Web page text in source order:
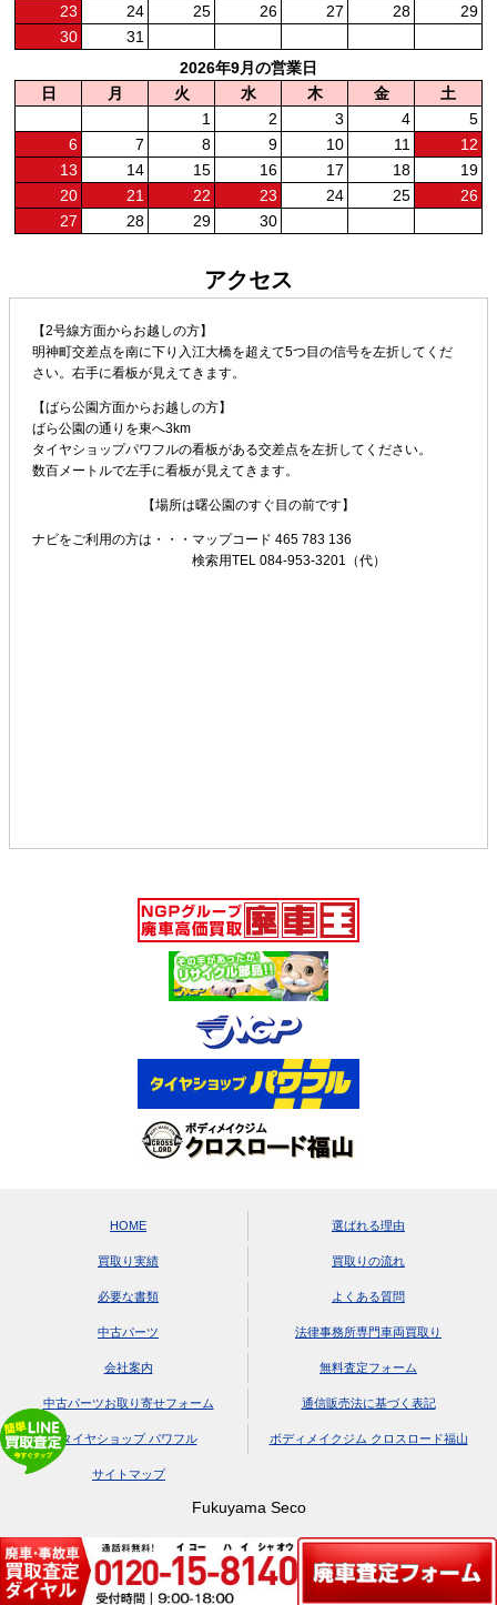
23
24 25 26 27 28
29
30
31
2026年9月の営業日
日
月 火 水 木 金
土
1
2 3 4
5
6
7 8 9 10 11
12
13
14 15 16 17 18
19
20
21 22 23 24 25
26
27
28 29 30
アクセス
【2号線方面からお越しの方】
明神町交差点を南に下り入江大橋を超えて5つ目の信号を左折してくだ
さい。右手に看板が見えてきます。
【ばら公園方面からお越しの方】
ばら公園の通りを東へ3km
タイヤショップパワフルの看板がある交差点を左折してください。
数百メートルで左手に看板が見えてきます。
【場所は曙公園のすぐ目の前です】
ナビをご利用の方は・・・ マップコード 465 783 136
検索用TEL 084-953-3201（代）
HOME 選ばれる理由
買取り実績 買取りの流れ
必要な書類 よくある質問
中古パーツ 法律事務所専門車両買取り
会社案内 無料査定フォーム
中古パーツお取り寄せフォーム 通信販売法に基づく表記
タイヤショップ パワフル ボディメイクジム クロスロード福山
サイトマップ
Fukuyama Seco